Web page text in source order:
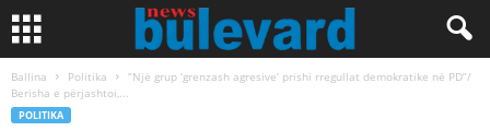
Ballina Politika
“Një grup ‘grenzash agresive’ prishi rregullat demokratike në PD”/
Berisha e përjashtoi,...
POLITIKA